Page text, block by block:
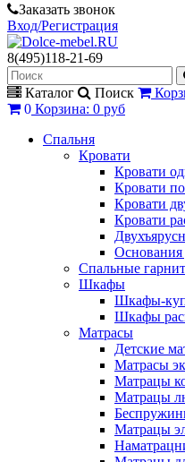
Заказать звонок
Вход/Регистрация
8(495)118-21-69
Каталог Поиск
0 Корзина: 0 руб
Спальня
Кровати
Кровати
Кровати
Кровати
Кровати
Основания
Спальные
Шкафы
Шкафы-
Шкафы
Матрасы
Детские
Матрасы
Матрацы
Матрацы
Матрацы